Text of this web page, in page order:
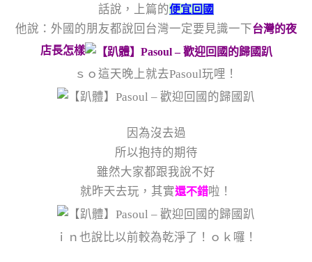
話說，上篇的便宜回國
他說：外國的朋友都說回台灣一定要見識一下台灣的夜
店長怎樣
ｓｏ這天晚上就去Pasoul玩哩！
因為沒去過
所以抱持的期待
雖然大家都跟我說不好
就昨天去玩，其實還不錯啦！
ｉｎ也說比以前較為乾淨了！ｏｋ囉！